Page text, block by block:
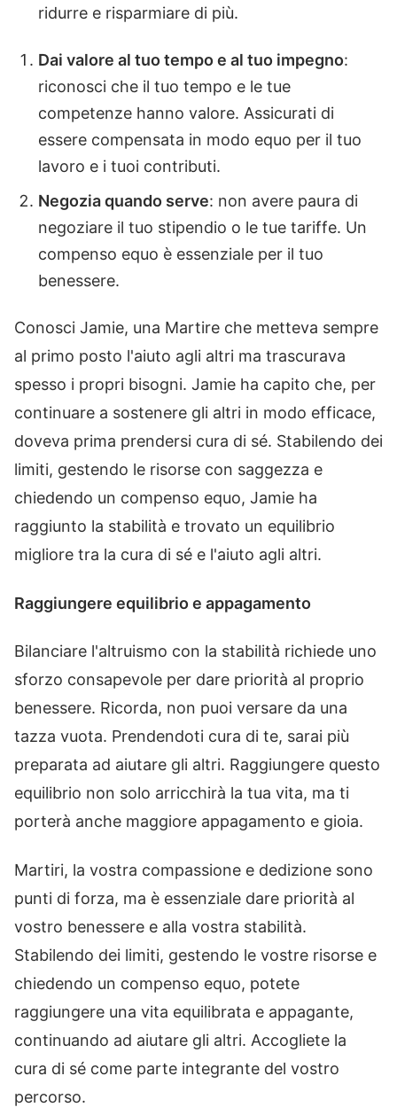
ridurre e risparmiare di più.
Dai valore al tuo tempo e al tuo impegno:
riconosci che il tuo tempo e le tue
competenze hanno valore. Assicurati di
essere compensata in modo equo per il tuo
lavoro e i tuoi contributi.
Negozia quando serve: non avere paura di
negoziare il tuo stipendio o le tue tariffe. Un
compenso equo è essenziale per il tuo
benessere.
Conosci Jamie, una Martire che metteva sempre
al primo posto l'aiuto agli altri ma trascurava
spesso i propri bisogni. Jamie ha capito che, per
continuare a sostenere gli altri in modo efficace,
doveva prima prendersi cura di sé. Stabilendo dei
limiti, gestendo le risorse con saggezza e
chiedendo un compenso equo, Jamie ha
raggiunto la stabilità e trovato un equilibrio
migliore tra la cura di sé e l'aiuto agli altri.
Raggiungere equilibrio e appagamento
Bilanciare l'altruismo con la stabilità richiede uno
sforzo consapevole per dare priorità al proprio
benessere. Ricorda, non puoi versare da una
tazza vuota. Prendendoti cura di te, sarai più
preparata ad aiutare gli altri. Raggiungere questo
equilibrio non solo arricchirà la tua vita, ma ti
porterà anche maggiore appagamento e gioia.
Martiri, la vostra compassione e dedizione sono
punti di forza, ma è essenziale dare priorità al
vostro benessere e alla vostra stabilità.
Stabilendo dei limiti, gestendo le vostre risorse e
chiedendo un compenso equo, potete
raggiungere una vita equilibrata e appagante,
continuando ad aiutare gli altri. Accogliete la
cura di sé come parte integrante del vostro
percorso.